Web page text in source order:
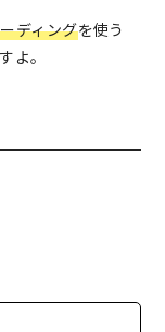
ディングを使う
よ。